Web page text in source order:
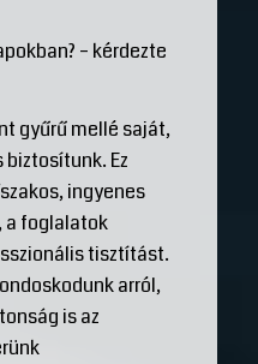
– kérdezte
gyűrű mellé saját,
Ez
ingyenes
a foglalatok
tisztítást.
arról,
is az